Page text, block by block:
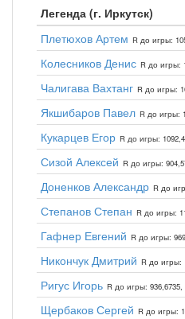
Легенда (г. Иркутск)
Плетюхов Артем R до игры:
Колесников Денис R до игры:
Чалигава Вахтанг R до игры:
Якшибаров Павел R до игры:
Кукарцев Егор R до игры:
Сизой Алексей R до игры:
Доненков Александр R до
Степанов Степан R до игры:
Гафнер Евгений R до игры:
Никончук Дмитрий R до игры:
Ригус Игорь R до игры: 936,6735,
Щербаков Сергей R до игры: